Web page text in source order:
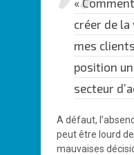
«
créer de la
mes
position
secteur
A défaut,
peut être lourd
mauvaises